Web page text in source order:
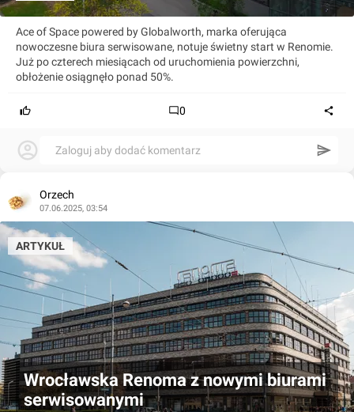
Ace of Space powered by Globalworth, marka oferująca
nowoczesne biura serwisowane, notuje świetny start w Renomie.
Już po czterech miesiącach od uruchomienia powierzchni,
obłożenie osiągnęło ponad 50%.
0
Zaloguj aby dodać komentarz
Orzech
07.06.2025, 03:54
Wrocławska Renoma z nowymi biurami
serwisowanymi
ARTYKUŁ